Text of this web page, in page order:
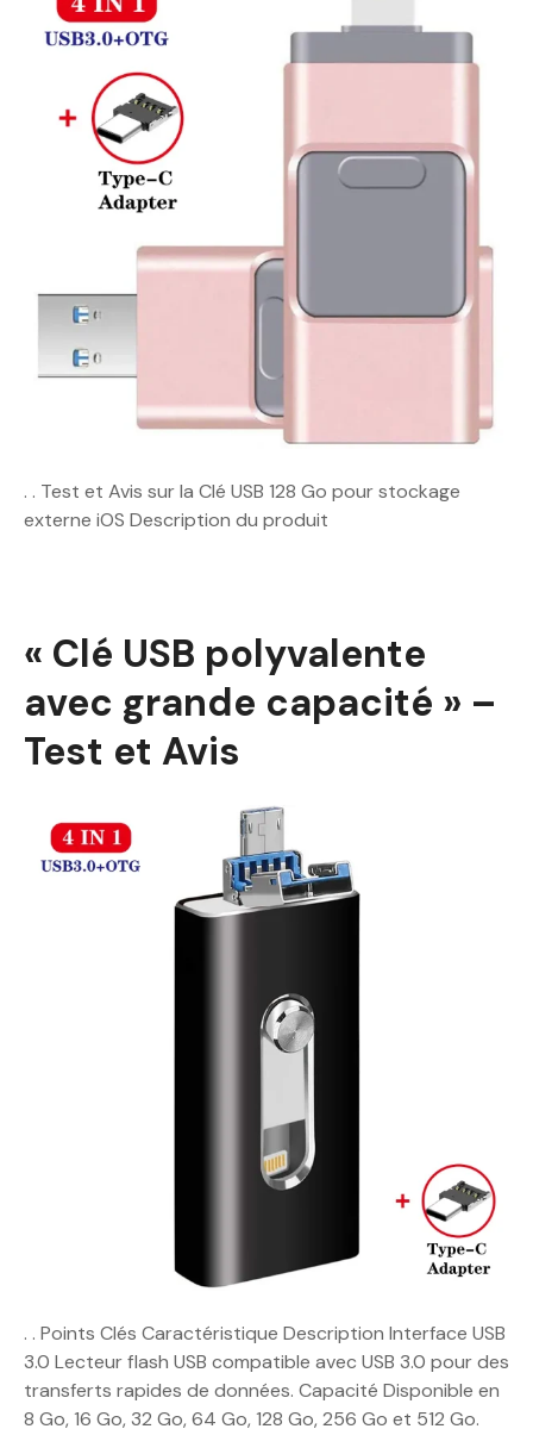
. . Test et Avis sur la Clé USB 128 Go pour stockage
externe iOS Description du produit
« Clé USB polyvalente
avec grande capacité » –
Test et Avis
. . Points Clés Caractéristique Description Interface USB
3.0 Lecteur flash USB compatible avec USB 3.0 pour des
transferts rapides de données. Capacité Disponible en
8 Go, 16 Go, 32 Go, 64 Go, 128 Go, 256 Go et 512 Go.